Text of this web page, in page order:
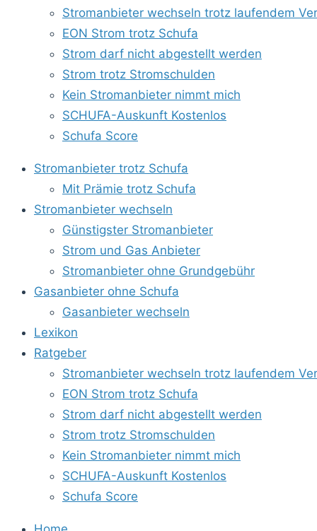
Stromanbieter wechseln trotz laufendem
EON Strom trotz Schufa
Strom darf nicht abgestellt werden
Strom trotz Stromschulden
Kein Stromanbieter nimmt mich
SCHUFA-Auskunft Kostenlos
Schufa Score
Stromanbieter trotz Schufa
Mit Prämie trotz Schufa
Stromanbieter wechseln
Günstigster Stromanbieter
Strom und Gas Anbieter
Stromanbieter ohne Grundgebühr
Gasanbieter ohne Schufa
Gasanbieter wechseln
Lexikon
Ratgeber
Stromanbieter wechseln trotz laufendem
EON Strom trotz Schufa
Strom darf nicht abgestellt werden
Strom trotz Stromschulden
Kein Stromanbieter nimmt mich
SCHUFA-Auskunft Kostenlos
Schufa Score